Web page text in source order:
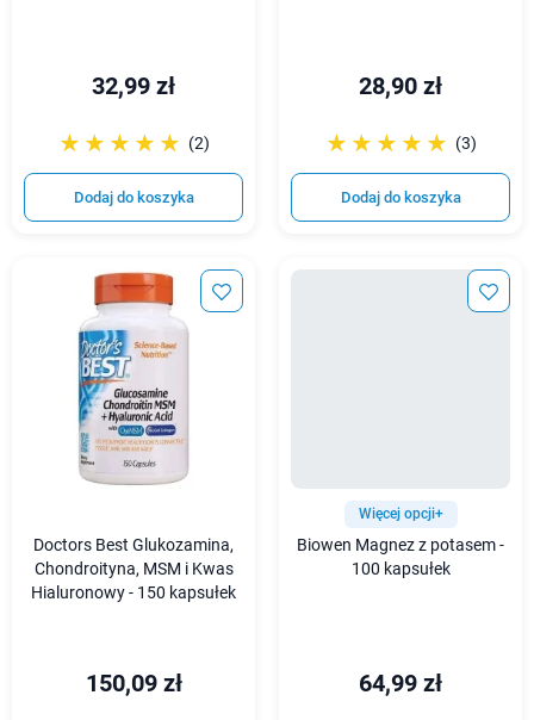
32,99 zł
☆☆☆☆☆
★★★★★ (2)
Dodaj do koszyka
28,90 zł
☆☆☆☆☆
★★★★★ (3)
Dodaj do koszyka
Doctors Best Glukozamina,
Chondroityna, MSM i Kwas
Hialuronowy - 150 kapsułek
150,09 zł
Więcej opcji+
Biowen Magnez z potasem -
100 kapsułek
64,99 zł